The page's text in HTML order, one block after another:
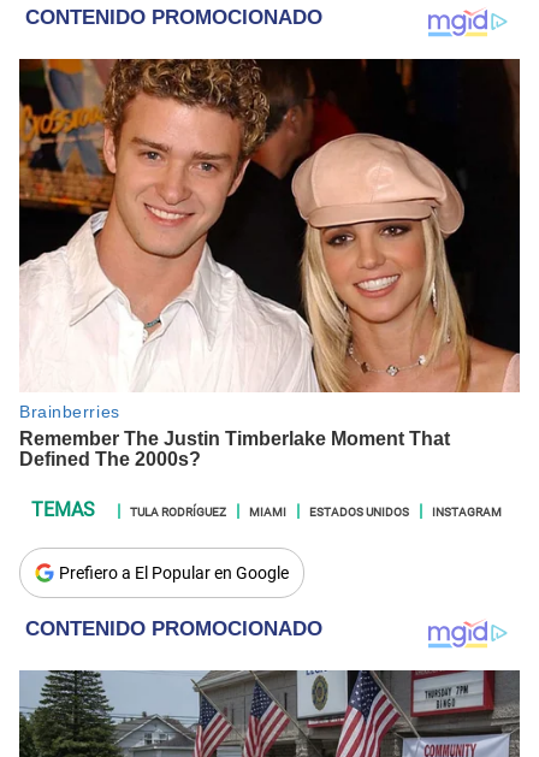
TULA RODRÍGUEZ MIAMI ESTADOS UNIDOS INSTAGRAM
Prefiero a El Popular en Google